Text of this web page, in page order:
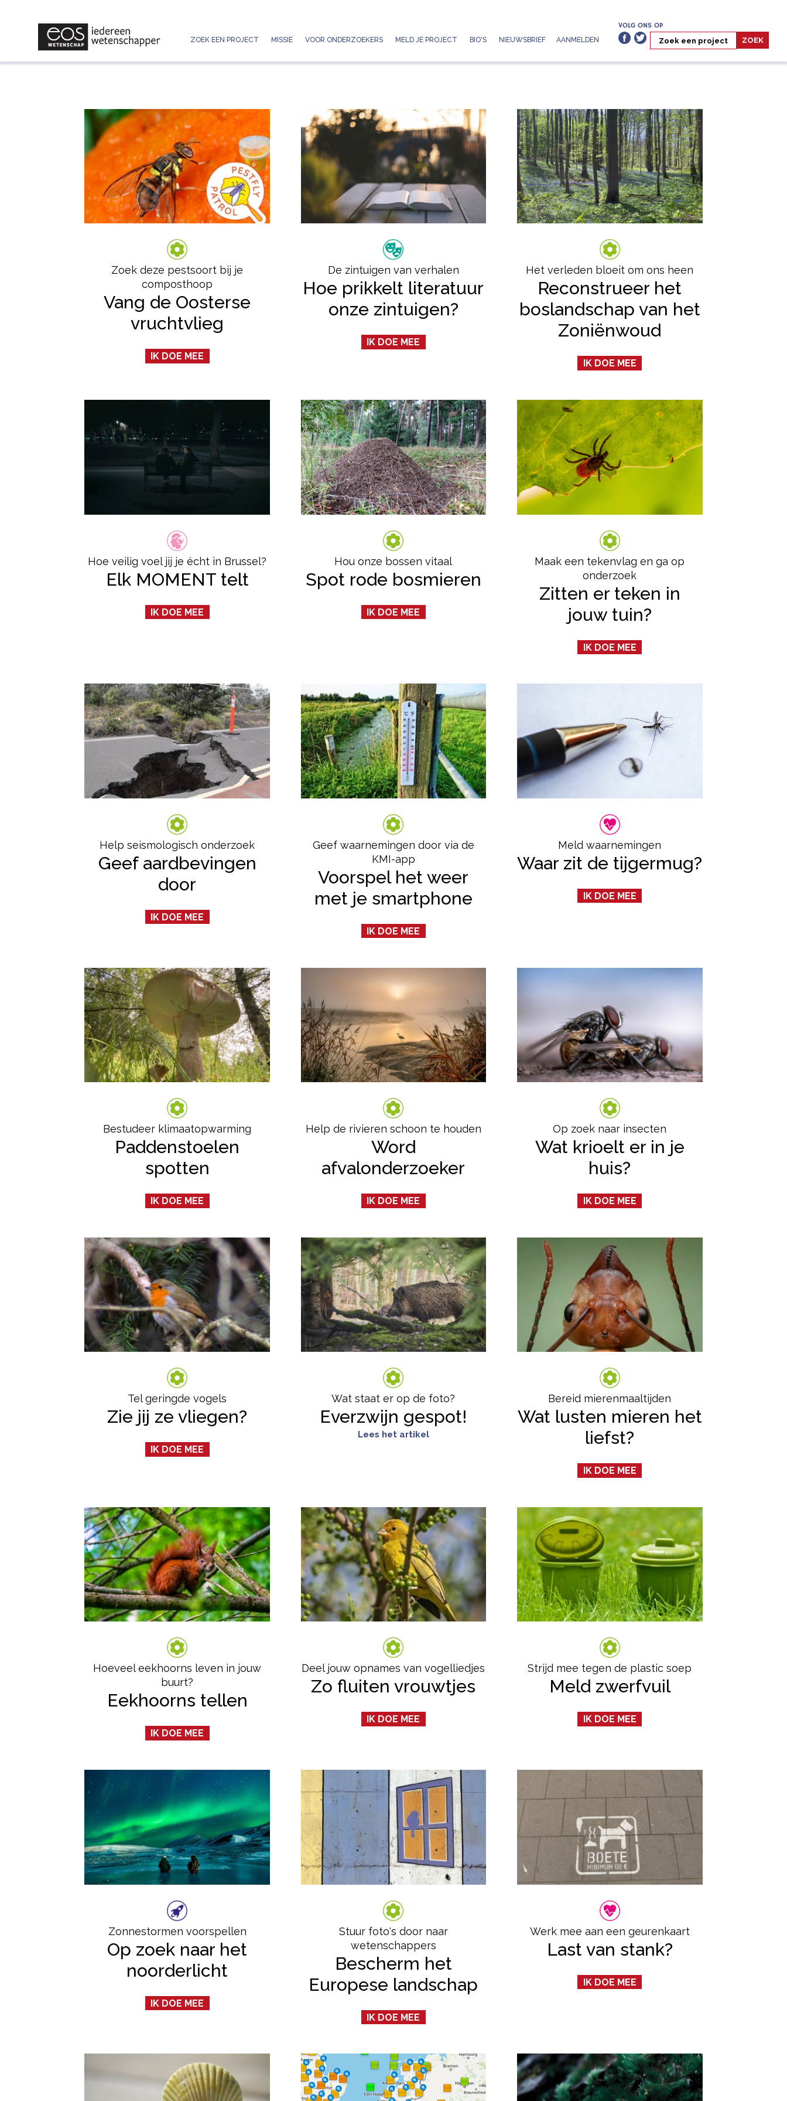
ZOEK EEN PROJECT MISSIE VOOR ONDERZOEKERS MELD JE PROJECT BIO'S NIEUWSBRIEF AANMELDEN
VOLG ONS OP
Zoek deze pestsoort bij je
composthoop
Vang de Oosterse
vruchtvlieg
IK DOE MEE
De zintuigen van verhalen
Hoe prikkelt literatuur
onze zintuigen?
IK DOE MEE
Het verleden bloeit om ons heen
Reconstrueer het
boslandschap van het
Zoniënwoud
IK DOE MEE
Hoe veilig voel jij je écht in Brussel?
Elk MOMENT telt
IK DOE MEE
Hou onze bossen vitaal
Spot rode bosmieren
IK DOE MEE
Maak een tekenvlag en ga op
onderzoek
Zitten er teken in
jouw tuin?
IK DOE MEE
Help seismologisch onderzoek
Geef aardbevingen
door
IK DOE MEE
Geef waarnemingen door via de
KMI-app
Voorspel het weer
met je smartphone
IK DOE MEE
Meld waarnemingen
Waar zit de tijgermug?
IK DOE MEE
Bestudeer klimaatopwarming
Paddenstoelen
spotten
IK DOE MEE
Help de rivieren schoon te houden
Word
afvalonderzoeker
IK DOE MEE
Op zoek naar insecten
Wat krioelt er in je
huis?
IK DOE MEE
Tel geringde vogels
Zie jij ze vliegen?
IK DOE MEE
Wat staat er op de foto?
Everzwijn gespot!
Lees het artikel
Bereid mierenmaaltijden
Wat lusten mieren het
liefst?
IK DOE MEE
Hoeveel eekhoorns leven in jouw
buurt?
Eekhoorns tellen
IK DOE MEE
Deel jouw opnames van vogelliedjes
Zo fluiten vrouwtjes
IK DOE MEE
Strijd mee tegen de plastic soep
Meld zwerfvuil
IK DOE MEE
Zonnestormen voorspellen
Op zoek naar het
noorderlicht
IK DOE MEE
Stuur foto's door naar
wetenschappers
Bescherm het
Europese landschap
IK DOE MEE
Werk mee aan een geurenkaart
Last van stank?
IK DOE MEE